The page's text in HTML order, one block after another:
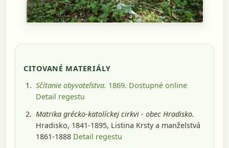
CITOVANÉ MATERIÁLY
Sčítanie obyvateľstva. 1869. Dostupné online
Detail regestu
Matrika grécko-katolíckej cirkvi - obec Hradisko.
Hradisko, 1841-1895, Listina Krsty a manželstvá
1861-1888 Detail regestu